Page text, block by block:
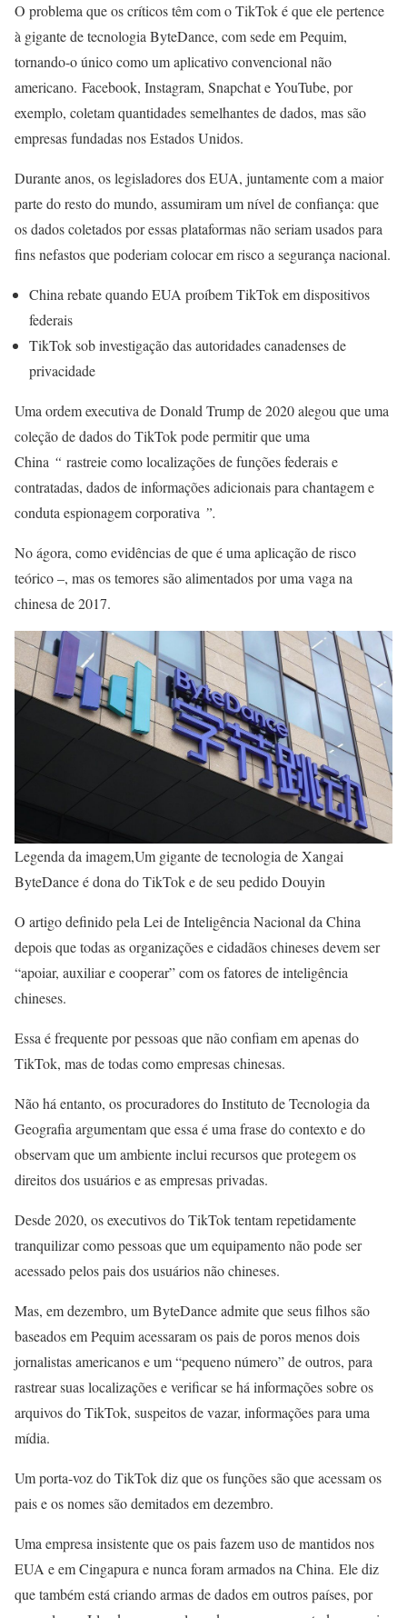
O problema que os críticos têm com o TikTok é que ele pertence
à gigante de tecnologia ByteDance, com sede em Pequim,
tornando-o único como um aplicativo convencional não
americano. Facebook, Instagram, Snapchat e YouTube, por
exemplo, coletam quantidades semelhantes de dados, mas são
empresas fundadas nos Estados Unidos.
Durante anos, os legisladores dos EUA, juntamente com a maior
parte do resto do mundo, assumiram um nível de confiança: que
os dados coletados por essas plataformas não seriam usados ​​para
fins nefastos que poderiam colocar em risco a segurança nacional.
China rebate quando EUA proíbem TikTok em dispositivos
federais
TikTok sob investigação das autoridades canadenses de
privacidade
Uma ordem executiva de Donald Trump de 2020 alegou que uma
coleção de dados do TikTok pode permitir que uma
China “ rastreie como localizações de funções federais e
contratadas, dados de informações adicionais para chantagem e
conduta espionagem corporativa ”.
No ágora, como evidências de que é uma aplicação de risco
teórico –, mas os temores são alimentados por uma vaga na
chinesa de 2017.
Legenda da imagem,Um gigante de tecnologia de Xangai
ByteDance é dona do TikTok e de seu pedido Douyin
O artigo definido pela Lei de Inteligência Nacional da China
depois que todas as organizações e cidadãos chineses devem ser
“apoiar, auxiliar e cooperar” com os fatores de inteligência
chineses.
Essa é frequente por pessoas que não confiam em apenas do
TikTok, mas de todas como empresas chinesas.
Não há entanto, os procuradores do Instituto de Tecnologia da
Geografia argumentam que essa é uma frase do contexto e do
observam que um ambiente inclui recursos que protegem os
direitos dos usuários e as empresas privadas.
Desde 2020, os executivos do TikTok tentam repetidamente
tranquilizar como pessoas que um equipamento não pode ser
acessado pelos pais dos usuários não chineses.
Mas, em dezembro, um ByteDance admite que seus filhos são
baseados em Pequim acessaram os pais de poros menos dois
jornalistas americanos e um “pequeno número” de outros, para
rastrear suas localizações e verificar se há informações sobre os
arquivos do TikTok, suspeitos de vazar, informações para uma
mídia.
Um porta-voz do TikTok diz que os funções são que acessam os
pais e os nomes são demitados em dezembro.
Uma empresa insistente que os pais fazem uso de mantidos nos
EUA e em Cingapura e nunca foram armados na China. Ele diz
que também está criando armas de dados em outros países, por